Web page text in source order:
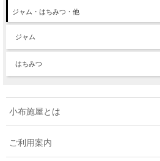
ジャム・はちみつ・他
ジャム
はちみつ
小布施屋とは
ご利用案内